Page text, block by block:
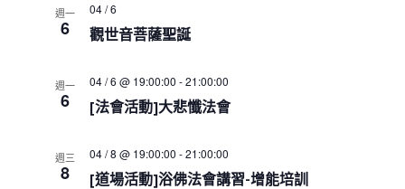
週一
6 觀世音菩薩聖誕
04 / 6
週一
6 [法會活動]大悲懺法會
04 / 6 @ 19:00:00 -21:00:00
週三
8 [道場活動]浴佛法會講習-增能培訓
04 / 8 @ 19:00:00 -21:00:00